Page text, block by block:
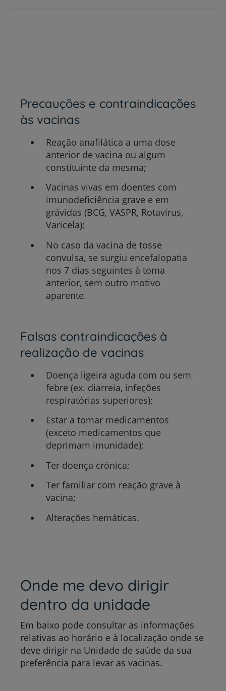
Precauções e contraindicações
às vacinas
Reação anafilática a uma dose
anterior de vacina ou algum
constituinte da mesma;
Vacinas vivas em doentes com
imunodeficiência grave e em
grávidas (BCG, VASPR, Rotavírus,
Varicela);
No caso da vacina de tosse
convulsa, se surgiu encefalopatia
nos 7 dias seguintes à toma
anterior, sem outro motivo
aparente.
Falsas contraindicações à
realização de vacinas
Doença ligeira aguda com ou sem
febre (ex. diarreia, infeções
respiratórias superiores);
Estar a tomar medicamentos
(exceto medicamentos que
deprimam imunidade);
Ter doença crónica;
Ter familiar com reação grave à
vacina;
Alterações hemáticas.
Onde me devo dirigir
dentro da unidade
Em baixo pode consultar as informações
relativas ao horário e à localização onde se
deve dirigir na Unidade de saúde da sua
preferência para levar as vacinas.